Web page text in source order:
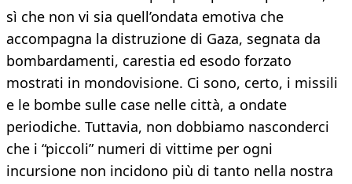
sì che non vi sia quell’ondata emotiva che
accompagna la distruzione di Gaza, segnata da
bombardamenti, carestia ed esodo forzato
mostrati in mondovisione. Ci sono, certo, i missili
e le bombe sulle case nelle città, a ondate
periodiche. Tuttavia, non dobbiamo nasconderci
che i “piccoli” numeri di vittime per ogni
incursione non incidono più di tanto nella nostra